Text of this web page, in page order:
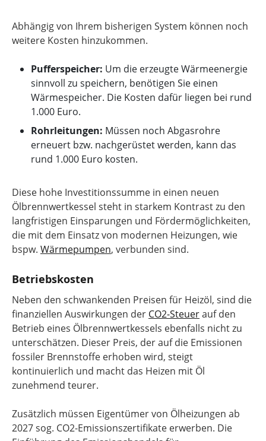
Abhängig von Ihrem bisherigen System können noch
weitere Kosten hinzukommen.
Pufferspeicher: Um die erzeugte Wärmeenergie
sinnvoll zu speichern, benötigen Sie einen
Wärmespeicher. Die Kosten dafür liegen bei rund
1.000 Euro.
Rohrleitungen: Müssen noch Abgasrohre
erneuert bzw. nachgerüstet werden, kann das
rund 1.000 Euro kosten.
Diese hohe Investitionssumme in einen neuen
Ölbrennwertkessel steht in starkem Kontrast zu den
langfristigen Einsparungen und Fördermöglichkeiten,
die mit dem Einsatz von modernen Heizungen, wie
bspw. Wärmepumpen, verbunden sind.
Betriebskosten
Neben den schwankenden Preisen für Heizöl, sind die
finanziellen Auswirkungen der CO2-Steuerauf den
Betrieb eines Ölbrennwertkessels ebenfalls nicht zu
unterschätzen. Dieser Preis, der auf die Emissionen
fossiler Brennstoffe erhoben wird, steigt
kontinuierlich und macht das Heizen mit Öl
zunehmend teurer.
Zusätzlich müssen Eigentümer von Ölheizungen ab
2027 sog. CO2-Emissionszertifikate erwerben. Die